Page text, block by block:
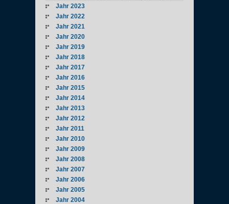
Jahr 2023
Jahr 2022
Jahr 2021
Jahr 2020
Jahr 2019
Jahr 2018
Jahr 2017
Jahr 2016
Jahr 2015
Jahr 2014
Jahr 2013
Jahr 2012
Jahr 2011
Jahr 2010
Jahr 2009
Jahr 2008
Jahr 2007
Jahr 2006
Jahr 2005
Jahr 2004